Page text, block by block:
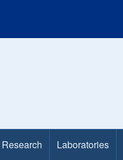
Research Laboratories